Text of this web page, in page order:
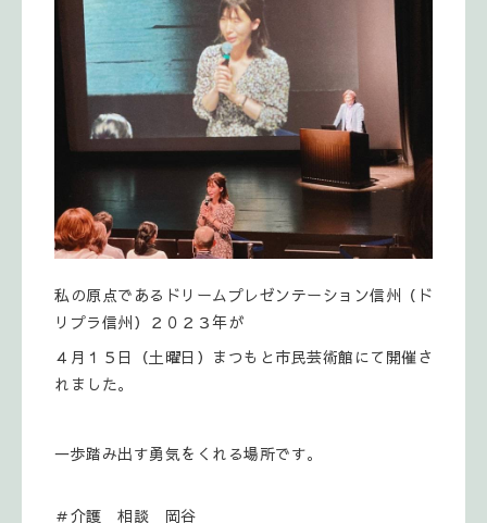
私の原点であるドリームプレゼンテーション信州（ド
リプラ信州）２０２３年が
４月１５日（土曜日）まつもと市民芸術館にて開催さ
れました。
一歩踏み出す勇気をくれる場所です。
＃介護 相談 岡谷